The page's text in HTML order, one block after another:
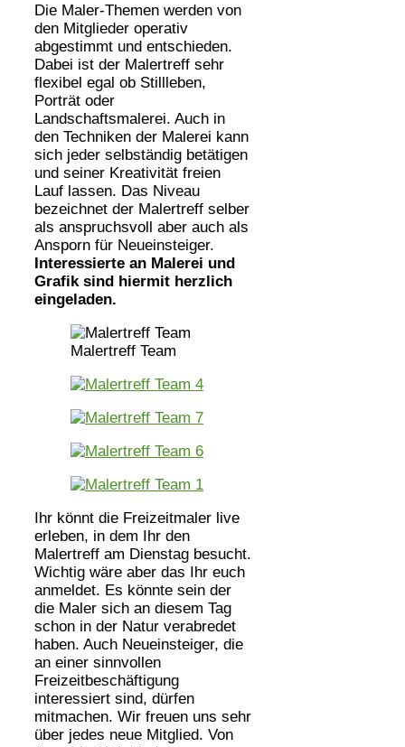
Die Maler-Themen werden von
den Mitglieder operativ
abgestimmt und entschieden.
Dabei ist der Malertreff sehr
flexibel egal ob Stillleben,
Porträt oder
Landschaftsmalerei. Auch in
den Techniken der Malerei kann
sich jeder selbständig betätigen
und seiner Kreativität freien
Lauf lassen. Das Niveau
bezeichnet der Malertreff selber
als anspruchsvoll aber auch als
Ansporn für Neueinsteiger.
Interessierte an Malerei und
Grafik sind hiermit herzlich
eingeladen.
Malertreff Team
Ihr könnt die Freizeitmaler live
erleben, in dem Ihr den
Malertreff am Dienstag besucht.
Wichtig wäre aber das Ihr euch
anmeldet. Es könnte sein der
die Maler sich an diesem Tag
schon in der Natur verabredet
haben. Auch Neueinsteiger, die
an einer sinnvollen
Freizeitbeschäftigung
interessiert sind, dürfen
mitmachen. Wir freuen uns sehr
über jedes neue Mitglied. Von